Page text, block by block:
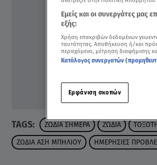
TAGS: ΖΩΔΙΑ ΣΗΜΕΡΑ ΖΩΔΙΑ
ΖΩΔΙΑ ΑΣΗ ΜΠΗΛΙΟΥ ΗΜΕΡΗΣΙΕΣ
Εμείς και οι συνεργάτες μας
εξής:
Χρήση επακριβών δεδομένων
ταυτότητας. Αποθήκευση ή/και
περιεχόμενο, μέτρηση διαφήμισης
Κατάλογος συνεργατών
Εμφάνιση σκοπών